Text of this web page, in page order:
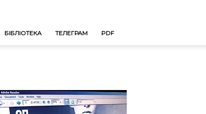
БІБЛІОТЕКА ТЕЛЕГРАМ PDF